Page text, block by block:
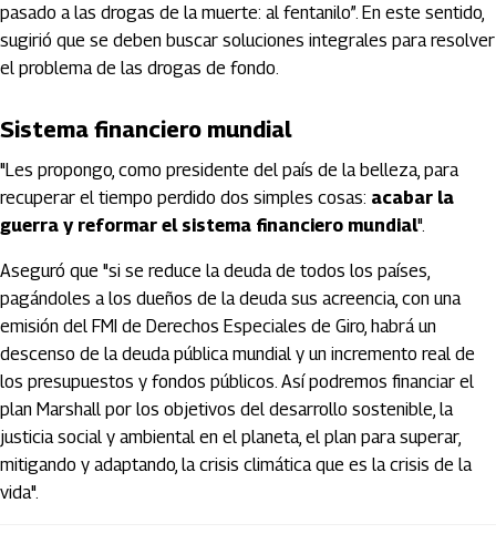
pasado a las drogas de la muerte: al fentanilo”. En este sentido,
sugirió que se deben buscar soluciones integrales para resolver
el problema de las drogas de fondo.
Sistema financiero mundial
"Les propongo, como presidente del país de la belleza, para
recuperar el tiempo perdido dos simples cosas: acabar la
guerra y reformar el sistema financiero mundial".
Aseguró que "si se reduce la deuda de todos los países,
pagándoles a los dueños de la deuda sus acreencia, con una
emisión del FMI de Derechos Especiales de Giro, habrá un
descenso de la deuda pública mundial y un incremento real de
los presupuestos y fondos públicos. Así podremos financiar el
plan Marshall por los objetivos del desarrollo sostenible, la
justicia social y ambiental en el planeta, el plan para superar,
mitigando y adaptando, la crisis climática que es la crisis de la
vida".